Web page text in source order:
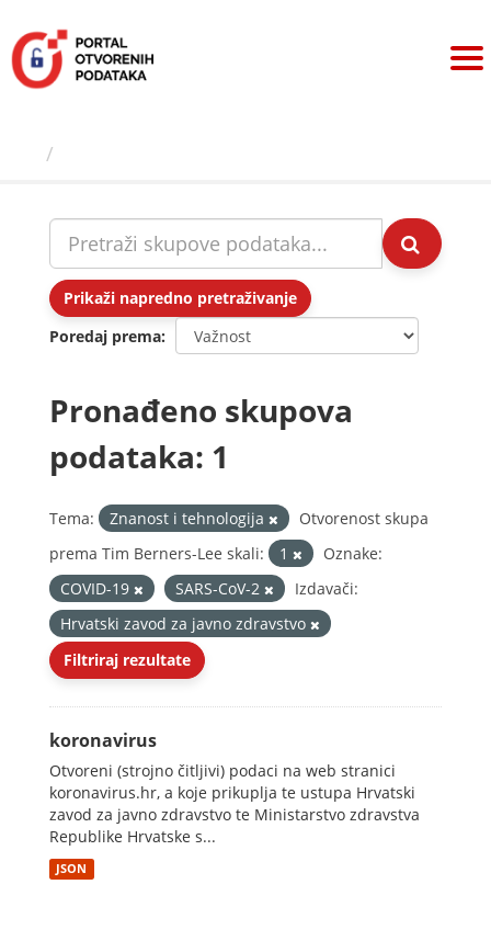
sadržaj
Prikaži napredno pretraživanje
Poredaj prema
Pronađeno skupova
podataka: 1
Tema: Znanost i tehnologija
Otvorenost skupa
prema Tim Berners-Lee skali:
1
Oznake:
COVID-19
SARS-CoV-2
Izdavači:
Hrvatski zavod za javno zdravstvo
Filtriraj rezultate
koronavirus
Otvoreni (strojno čitljivi) podaci na web stranici
koronavirus.hr, a koje prikuplja te ustupa Hrvatski
zavod za javno zdravstvo te Ministarstvo zdravstva
Republike Hrvatske s...
JSON